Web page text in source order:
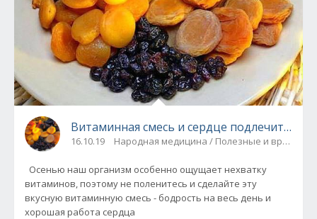
Витаминная смесь и сердце подлечит, и
16.10.19 Народная медицина / Полезные и вредные
Осенью наш организм особенно ощущает нехватку
витаминов, поэтому не поленитесь и сделайте эту
вкусную витаминную смесь - бодрость на весь день и
хорошая работа сердца